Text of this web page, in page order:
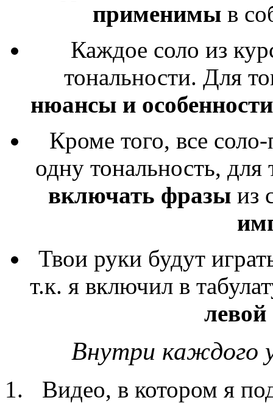
применимы в
Каждое соло из
тональности. Для
нюансы и
Кроме того, все
одну тональность,
включать фразы из
Твои руки будут
т.к. я включил в
Внутри каждого
Видео, в котором я